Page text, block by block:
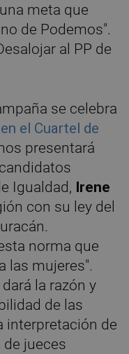
meta que
de Podemos".
al PP de
se celebra
el Cuartel de
presentará
Igualdad, Irene
con su ley del
norma que
las mujeres".
la razón y
de las
interpretación de
de jueces